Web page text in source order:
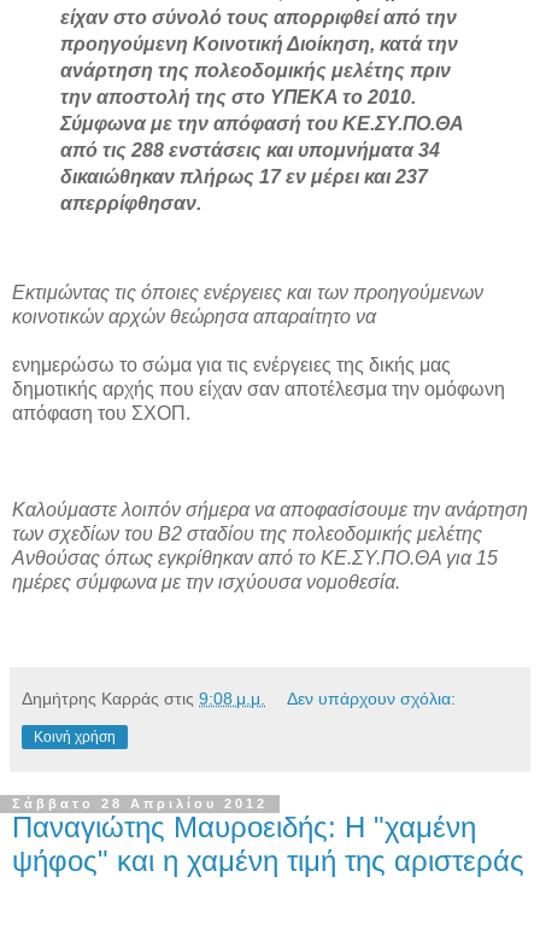
είχαν στο σύνολό τους απορριφθεί από την
προηγούμενη Κοινοτική Διοίκηση, κατά την
ανάρτηση της πολεοδομικής μελέτης πριν
την αποστολή της στο ΥΠΕΚΑ το 2010.
Σύμφωνα με την απόφασή του ΚΕ.ΣΥ.ΠΟ.ΘΑ
από τις 288 ενστάσεις και υπομνήματα 34
δικαιώθηκαν πλήρως 17 εν μέρει και 237
απερρίφθησαν.
Εκτιμώντας τις όποιες ενέργειες και των προηγούμενων
κοινοτικών αρχών θεώρησα απαραίτητο να
ενημερώσω το σώμα για τις ενέργειες της δικής μας
δημοτικής αρχής που είχαν σαν αποτέλεσμα την ομόφωνη
απόφαση του ΣΧΟΠ.
Καλούμαστε λοιπόν σήμερα να αποφασίσουμε την ανάρτηση
των σχεδίων του Β2 σταδίου της πολεοδομικής μελέτης
Ανθούσας όπως εγκρίθηκαν από το ΚΕ.ΣΥ.ΠΟ.ΘΑ για 15
ημέρες σύμφωνα με την ισχύουσα νομοθεσία.
Δημήτρης Καρράς στις 9:08 μ.μ. Δεν υπάρχουν σχόλια:
Κοινή χρήση
Σάββατο 28 Απριλίου 2012
Παναγιώτης Μαυροειδής: H "χαμένη
ψήφος" και η χαμένη τιμή της αριστεράς